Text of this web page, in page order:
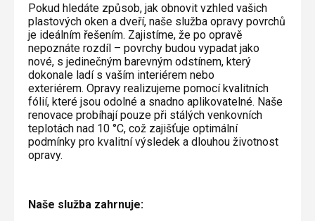
Pokud hledáte způsob, jak obnovit vzhled vašich
plastových oken a dveří, naše služba opravy povrchů
je ideálním řešením. Zajistíme, že po opravě
nepoznáte rozdíl – povrchy budou vypadat jako
nové, s jedinečným barevným odstínem, který
dokonale ladí s vaším interiérem nebo
exteriérem. Opravy realizujeme pomocí kvalitních
fólií, které jsou odolné a snadno aplikovatelné. Naše
renovace probíhají pouze při stálých venkovních
teplotách nad 10 °C, což zajišťuje optimální
podmínky pro kvalitní výsledek a dlouhou životnost
opravy.
Naše služba zahrnuje: